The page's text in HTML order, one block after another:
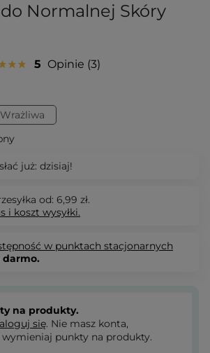
Normalnej Skóry
5 Opinie 3
Wrażliwa
już: dzisiaj!
od: 6,99 zł.
i koszt wysyłki.
w punktach stacjonarnych
darmo.
na produkty.
się. Nie masz konta,
wymieniaj punkty na produkty.